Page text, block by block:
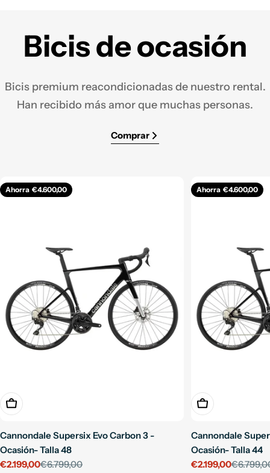
Bicis de ocasión
Bicis premium reacondicionadas de nuestro rental.
Han recibido más amor que muchas personas.
Comprar
Ahorra €4.600,00
Añadir A La Cesta
Cannondale Supersix Evo Carbon 3 -
Ocasión- Talla 48
Precio
€2.199,00
Precio
€6.799,00
Ahorra €4.600,00
Añadir A La
Cannondale
Ocasión- Talla 44
Precio
€2.199,00
Precio